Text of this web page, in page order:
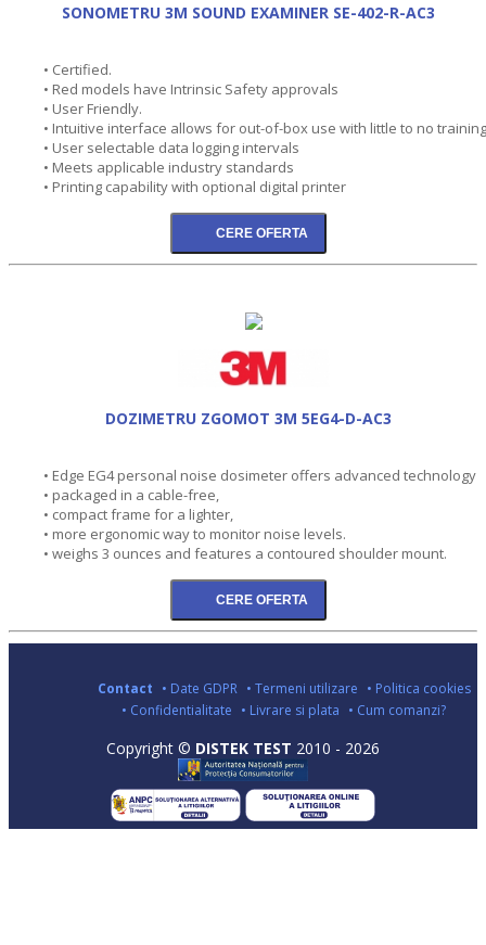
SONOMETRU 3M SOUND EXAMINER SE-402-R-AC3
• Certified.
• Red models have Intrinsic Safety approvals
• User Friendly.
• Intuitive interface allows for out-of-box use with little to no training
• User selectable data logging intervals
• Meets applicable industry standards
• Printing capability with optional digital printer
DOZIMETRU ZGOMOT 3M 5EG4-D-AC3
• Edge EG4 personal noise dosimeter offers advanced technology
• packaged in a cable-free,
• compact frame for a lighter,
• more ergonomic way to monitor noise levels.
• weighs 3 ounces and features a contoured shoulder mount.
Contact • Date GDPR • Termeni utilizare • Politica cookies
• Confidentialitate • Livrare si plata • Cum comanzi?
Copyright © DISTEK TEST 2010 - 2026